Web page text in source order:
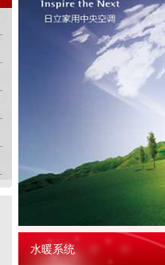
水暖系统